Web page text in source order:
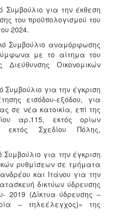
Συμβούλιο για την έκθεση
του προϋπολογισμού του
2024.
Συμβούλιο αναμόρφωσης
με το αίτημα του
Οικονομικών
Συμβούλιο για την έγκριση
εισόδου-εξόδου, για
σε νέα κατοικία, επί της
αρ.115, εκτός ορίων
εκτός Σχεδίου Πόλης,
Συμβούλιο για την έγκριση
ρυθμίσεων σε τμήματα
και Ιτάνου για την
δικτύων ύδρευσης
2019 (Δίκτυα ύδρευσης –
– τηλεέλεγχος)» της